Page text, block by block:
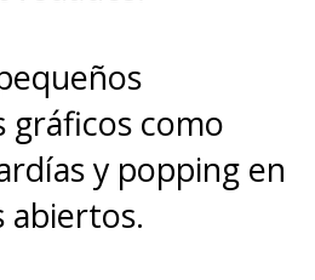
gráficos como
y popping en
abiertos.